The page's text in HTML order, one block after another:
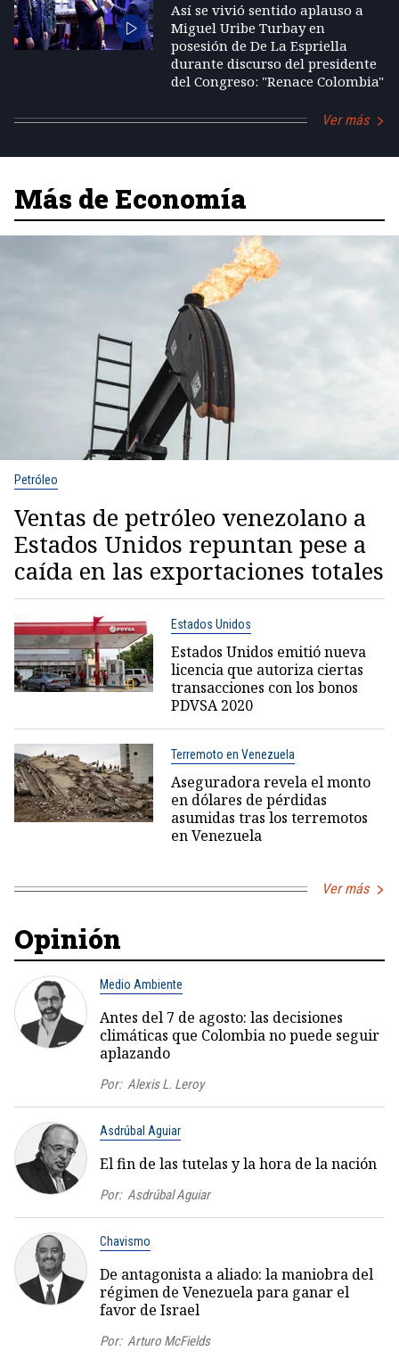
Así se vivió sentido aplauso a
Miguel Uribe Turbay en
posesión de De La Espriella
durante discurso del presidente
del Congreso: "Renace Colombia"
Ver más
Más de Economía
Petróleo
Ventas de petróleo venezolano a
Estados Unidos repuntan pese a
caída en las exportaciones totales
Estados Unidos
Estados Unidos emitió nueva
licencia que autoriza ciertas
transacciones con los bonos
PDVSA 2020
Terremoto en Venezuela
Aseguradora revela el monto
en dólares de pérdidas
asumidas tras los terremotos
en Venezuela
Ver más
Opinión
Medio Ambiente
Antes del 7 de agosto: las decisiones
climáticas que Colombia no puede seguir
aplazando
Por: Alexis L. Leroy
Asdrúbal Aguiar
El fin de las tutelas y la hora de la nación
Por: Asdrúbal Aguiar
Chavismo
De antagonista a aliado: la maniobra del
régimen de Venezuela para ganar el
favor de Israel
Por: Arturo McFields